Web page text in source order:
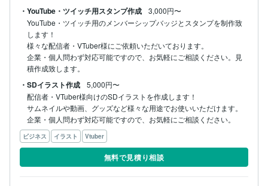
・YouTube・ツイッチ用スタンプ作成
3,000円〜
YouTube・ツイッチ用のメンバーシップバッジとスタンプを制作致
します！
様々な配信者・VTuber様にご依頼いただいております。
企業・個人問わず対応可能ですので、お気軽にご相談ください。見
積作成致します。
・SDイラスト作成
5,000円〜
配信者・VTuber様向けのSDイラストを作成します！
サムネイルや動画、グッズなど様々な用途でお使いいただけます。
企業・個人問わず対応可能ですので、お気軽にご相談ください。
ビジネス イラスト Vtuber
無料で見積り相談